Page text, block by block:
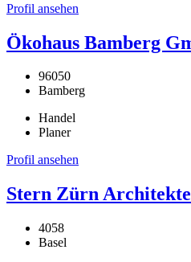
Profil ansehen
Ökohaus Bamberg
96050
Bamberg
Handel
Planer
Profil ansehen
Stern Zürn
4058
Basel